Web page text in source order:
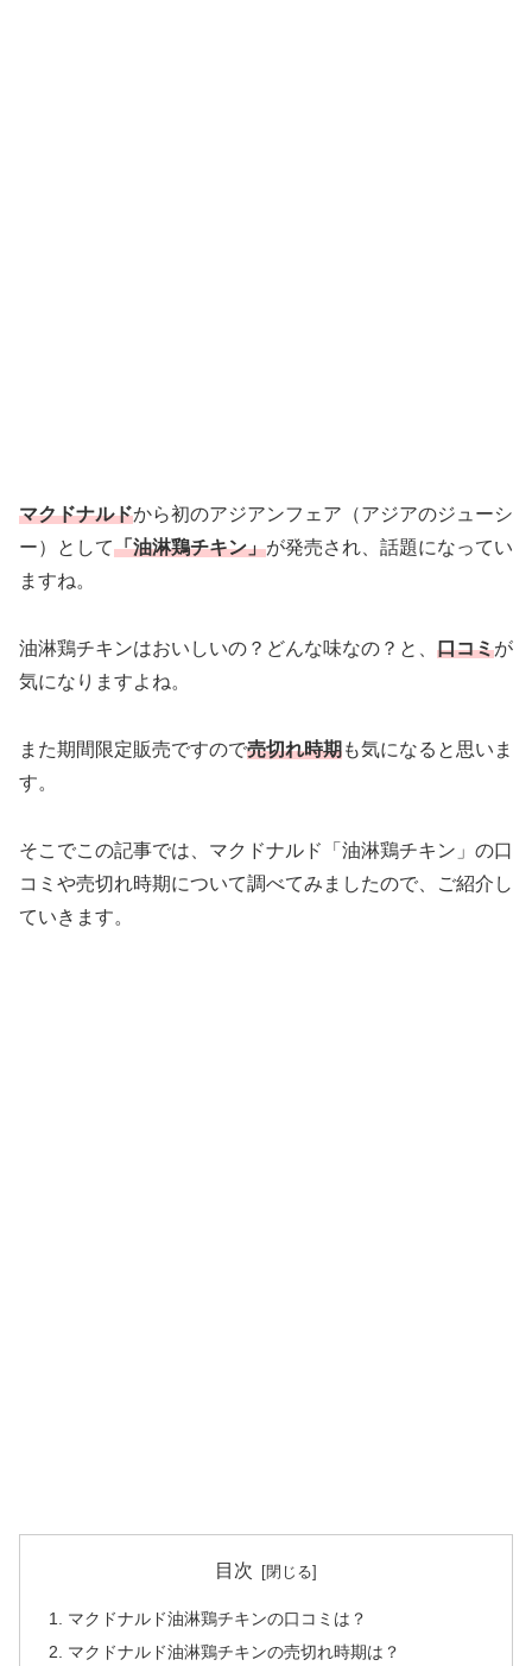
マクドナルドから初のアジアンフェア（アジアのジューシ
ー）として「油淋鶏チキン」が発売され、話題になってい
ますね。
油淋鶏チキンはおいしいの？どんな味なの？と、 口コミが
気になりますよね。
また期間限定販売ですので売切れ時期も気になると思いま
す。
そこでこの記事では、マクドナルド「油淋鶏チキン」の口
コミや売切れ時期について調べてみましたので、ご紹介し
ていきます。
目次
マクドナルド油淋鶏チキンの口コミは？
マクドナルド油淋鶏チキンの売切れ時期は？